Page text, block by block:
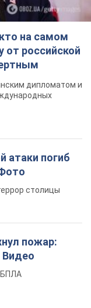
на самом
от российской
дипломатом и
атаки погиб
столицы
пожар:
Видео
БПЛА